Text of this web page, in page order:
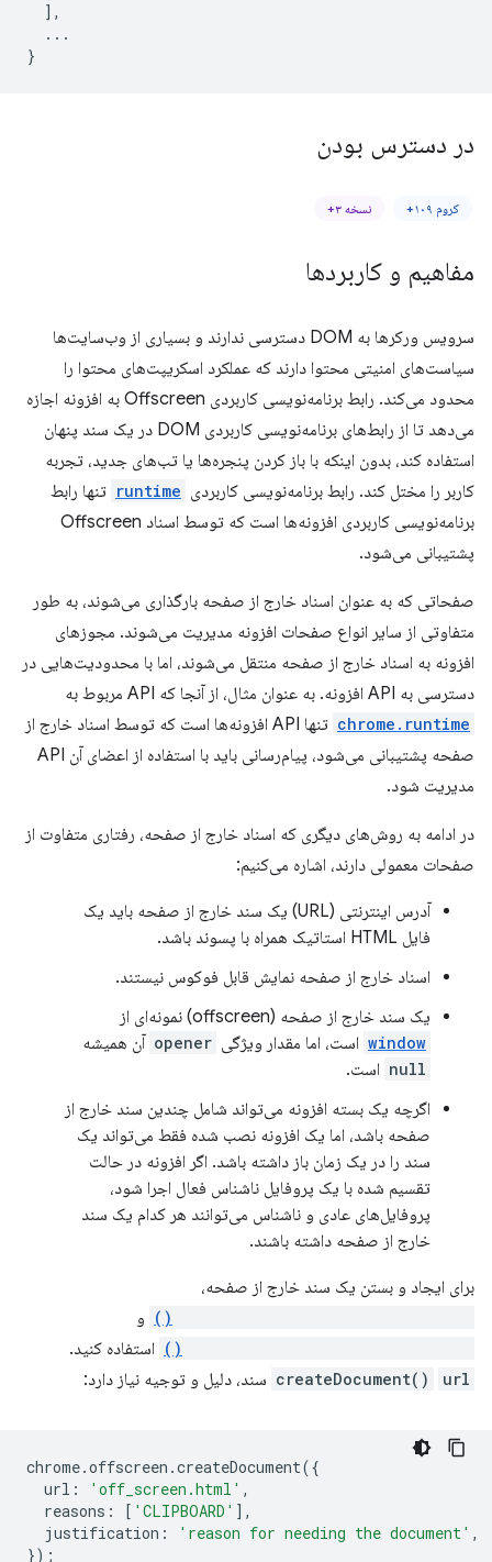
],
...
}
در دسترس بودن
کروم ۱۰۹+ نسخه ۳+
مفاهیم و کاربردها
سرویس ورکرها به DOM دسترسی ندارند و بسیاری از وب‌سایت‌ها
سیاست‌های امنیتی محتوا دارند که عملکرد اسکریپت‌های محتوا را
محدود می‌کند. رابط برنامه‌نویسی کاربردی Offscreen به افزونه اجازه
می‌دهد تا از رابط‌های برنامه‌نویسی کاربردی DOM در یک سند پنهان
استفاده کند، بدون اینکه با باز کردن پنجره‌ها یا تب‌های جدید، تجربه
کاربر را مختل کند. رابط برنامه‌نویسی کاربردی runtime تنها رابط
برنامه‌نویسی کاربردی افزونه‌ها است که توسط اسناد Offscreen
پشتیبانی می‌شود.
صفحاتی که به عنوان اسناد خارج از صفحه بارگذاری می‌شوند، به طور
متفاوتی از سایر انواع صفحات افزونه مدیریت می‌شوند. مجوزهای
افزونه به اسناد خارج از صفحه منتقل می‌شوند، اما با محدودیت‌هایی در
دسترسی به API افزونه. به عنوان مثال، از آنجا که API مربوط به
chrome.runtime
تنها API افزونه‌ها است که توسط اسناد خارج از
صفحه پشتیبانی می‌شود، پیام‌رسانی باید با استفاده از اعضای آن API
مدیریت شود.
در ادامه به روش‌های دیگری که اسناد خارج از صفحه، رفتاری متفاوت از
صفحات معمولی دارند، اشاره می‌کنیم:
آدرس اینترنتی (URL) یک سند خارج از صفحه باید یک
فایل HTML استاتیک همراه با پسوند باشد.
اسناد خارج از صفحه نمایش قابل فوکوس نیستند.
یک سند خارج از صفحه (offscreen) نمونه‌ای از
window است، اما مقدار ویژگی opener آن همیشه
null است.
اگرچه یک بسته افزونه می‌تواند شامل چندین سند خارج از
صفحه باشد، اما یک افزونه نصب شده فقط می‌تواند یک
سند را در یک زمان باز داشته باشد. اگر افزونه در حالت
تقسیم شده با یک پروفایل ناشناس فعال اجرا شود،
پروفایل‌های عادی و ناشناس می‌توانند هر کدام یک سند
خارج از صفحه داشته باشند.
برای ایجاد و بستن یک سند خارج از صفحه،
و
استفاده کنید.
createDocument() url سند، دلیل و توجیه نیاز دارد:
chrome.offscreen .createDocument({
url : 'off_screen.html' ,
reasons : [ 'CLIPBOARD' ],
justification : 'reason for needing the document' ,
});